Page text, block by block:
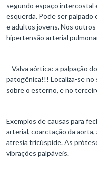
segundo espaço intercostal
esquerda. Pode ser palpado
e adultos jovens. Nos
hipertensão arterial
– Valva aórtica: a palpação
patogênica!!! Localiza-se
sobre o esterno, e no
Exemplos de causas para
arterial, coarctação da
atresia tricúspide. As
vibrações palpáveis.